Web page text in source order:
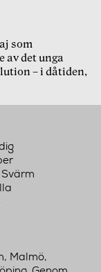
som
det unga
– i dåtiden,
Malmö,